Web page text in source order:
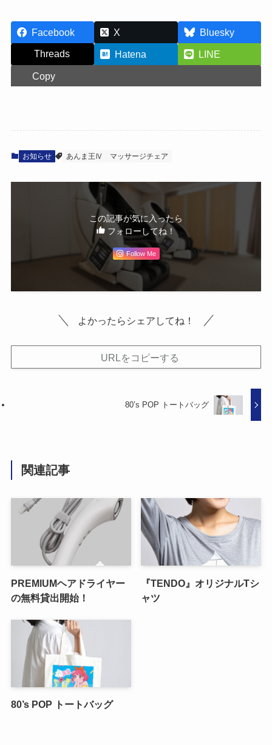
Facebook X
Bluesky
Threads
Hatena
LINE
Copy
お知らせ あんま王Ⅳ マッサージチェア
この記事が気に入ったら
フォローしてね！
Follow Me
よかったらシェアしてね！
URLをコピーする
80’s POP トートバッグ
関連記事
PREMIUMヘアドライヤー
の無料貸出開始！
『TENDO』オリジナルTシ
ャツ
80’s POP トートバッグ